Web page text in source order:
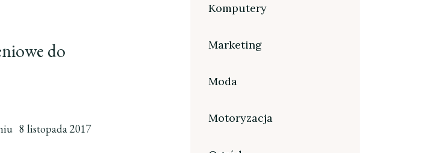
do
8 listopada 2017
Komputery
Marketing
Moda
Motoryzacja